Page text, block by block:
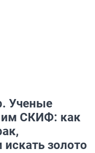
Ученые
им СКИФ: как
золото